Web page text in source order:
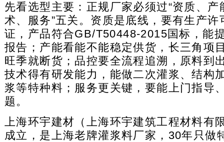
先看选型主要：正规厂家必须过“资质、产
术、服务”五关。资质是底线，要有生产
证，产品符合GB/T50448-2015国标，能
报告；产能看能不能稳定供货，长三角项
旺季就断货；品控要全流程追溯，原料到
技术得有研发能力，能做二次灌浆、结构
浆等特种料；服务更关键，要能上门指导
题。
上海环宇建材（上海环宇建筑工程材料有
成立，是上海老牌灌浆料厂家，30年只做